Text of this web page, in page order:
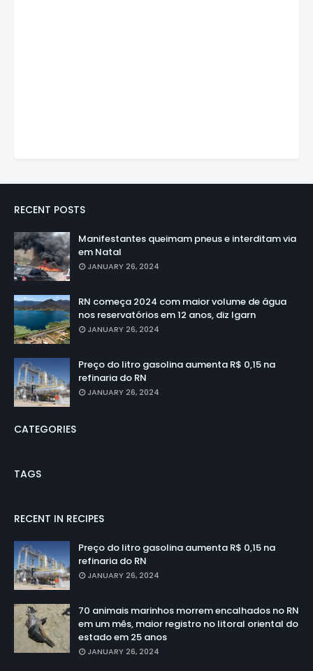
RECENT POSTS
Manifestantes queimam pneus e interditam via
em Natal
JANUARY 26, 2024
RN começa 2024 com maior volume de água
nos reservatórios em 12 anos, diz Igarn
JANUARY 26, 2024
Preço do litro gasolina aumenta R$ 0,15 na
refinaria do RN
JANUARY 26, 2024
CATEGORIES
TAGS
RECENT IN RECIPES
Preço do litro gasolina aumenta R$ 0,15 na
refinaria do RN
JANUARY 26, 2024
70 animais marinhos morrem encalhados no RN
em um mês, maior registro no litoral oriental do
estado em 25 anos
JANUARY 26, 2024